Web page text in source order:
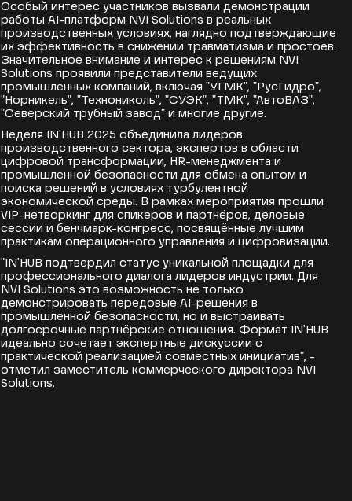
Особый интерес участников вызвали демонстрации
работы AI-платформ NVI Solutions в реальных
производственных условиях, наглядно подтверждающие
их эффективность в снижении травматизма и простоев.
Значительное внимание и интерес к решениям NVI
Solutions проявили представители ведущих
промышленных компаний, включая "УГМК", "РусГидро",
"Норникель", "Технониколь", "СУЭК", "ТМК", "АвтоВАЗ",
"Северский трубный завод" и многие другие.
Неделя IN'HUB 2025 объединила лидеров
производственного сектора, экспертов в области
цифровой трансформации, HR-менеджмента и
промышленной безопасности для обмена опытом и
поиска решений в условиях турбулентной
экономической среды. В рамках мероприятия прошли
VIP-нетворкинг для спикеров и партнёров, деловые
сессии и бенчмарк-конгресс, посвящённые лучшим
практикам операционного управления и цифровизации.
"IN'HUB подтвердил статус уникальной площадки для
профессионального диалога лидеров индустрии. Для
NVI Solutions это возможность не только
демонстрировать передовые AI-решения в
промышленной безопасности, но и выстраивать
долгосрочные партнёрские отношения. Формат IN'HUB
идеально сочетает экспертные дискуссии с
практической реализацией совместных инициатив", -
отметил заместитель коммерческого директора NVI
Solutions.